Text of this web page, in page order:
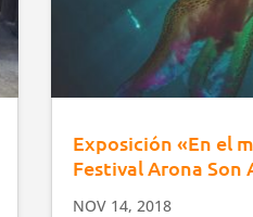
Exposición «En el
Festival Arona Son
NOV 14, 2018